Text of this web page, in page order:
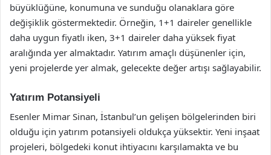
büyüklüğüne, konumuna ve sunduğu olanaklara göre
değişiklik göstermektedir. Örneğin, 1+1 daireler genellikle
daha uygun fiyatlı iken, 3+1 daireler daha yüksek fiyat
aralığında yer almaktadır. Yatırım amaçlı düşünenler için,
yeni projelerde yer almak, gelecekte değer artışı sağlayabilir.
Yatırım Potansiyeli
Esenler Mimar Sinan, İstanbul’un gelişen bölgelerinden biri
olduğu için yatırım potansiyeli oldukça yüksektir. Yeni inşaat
projeleri, bölgedeki konut ihtiyacını karşılamakta ve bu